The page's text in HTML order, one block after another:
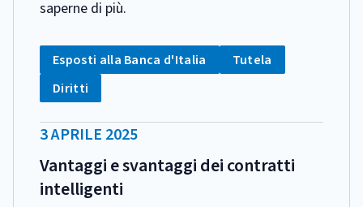
saperne di più.
CATEGORIA:
Tag:
Esposti alla Banca d'Italia Tag:
Tutela
Tag:
Diritti
DATA
PUBBLICAZIONE:
3 APRILE 2025
Vantaggi e svantaggi dei contratti
intelligenti